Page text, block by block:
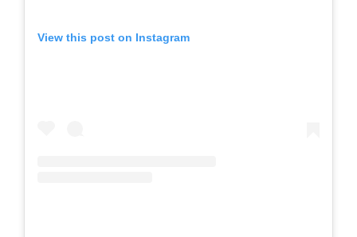
View this post on Instagram